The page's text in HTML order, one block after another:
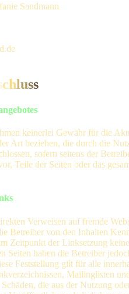
Sandmann
chluss
keinerlei Gewähr für die
Art beziehen, die durch die
sofern seitens der
Teile der Seiten oder das
Verweisen auf fremde
Betreiber von den Inhalten
Zeitpunkt der Linksetzung
Seiten haben die Betreiber
Feststellung gilt für alle
Mailinglisten
die aus der Nutzung